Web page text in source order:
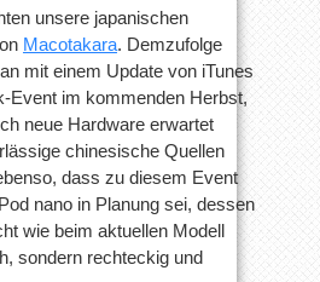
unsere japanischen
Macotakara. Demzufolge
mit einem Update von iTunes
Event im kommenden Herbst,
neue Hardware erwartet
chinesische Quellen
dass zu diesem Event
nano in Planung sei, dessen
wie beim aktuellen Modell
sondern rechteckig und